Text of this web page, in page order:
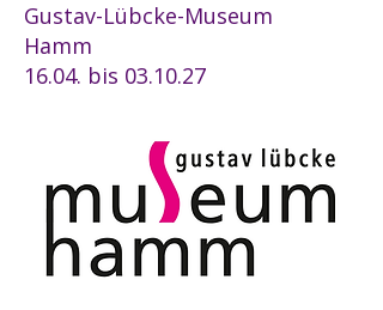
Gustav-Lübcke-Museum
Hamm
16.04. bis 03.10.27